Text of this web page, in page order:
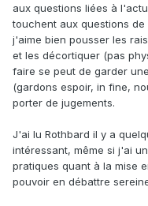
aux questions liées à
touchent aux questions de
j'aime bien pousser les
et les décortiquer (pas
faire se peut de garder
(gardons espoir, in fine,
porter de jugements.
J'ai lu Rothbard il y a
intéressant, même si j'ai
pratiques quant à la mise
pouvoir en débattre